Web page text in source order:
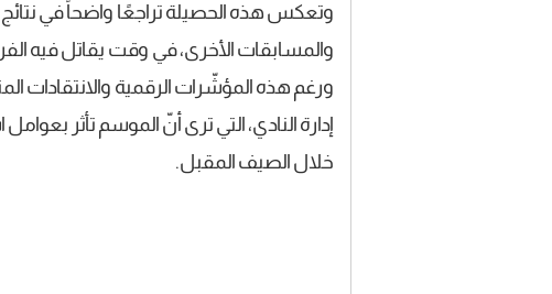
وتعكس هذه الحصيلة تراجعًا واضحاً في
والمسابقات الأخرى، في وقت يقاتل فيه
ورغم هذه المؤشّرات الرقمية والانتقادات
إدارة النادي، التي ترى أنّ الموسم تأثر
خلال الصيف المقبل.